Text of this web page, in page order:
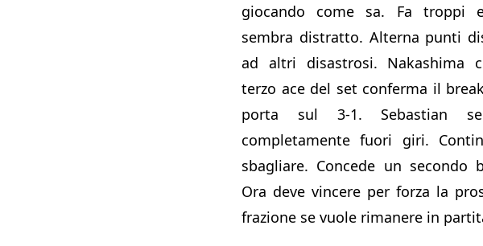
giocando come sa. Fa troppi
sembra distratto. Alterna punti
ad altri disastrosi. Nakashima
terzo ace del set conferma il
porta sul 3-1. Sebastian
completamente fuori giri.
sbagliare. Concede un secondo
Ora deve vincere per forza la
frazione se vuole rimanere in